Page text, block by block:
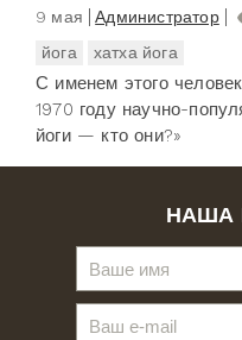
9 мая Администратор
йога
хатха йога
С именем этого
1970 году научно-
йоги — кто они?»
НАША